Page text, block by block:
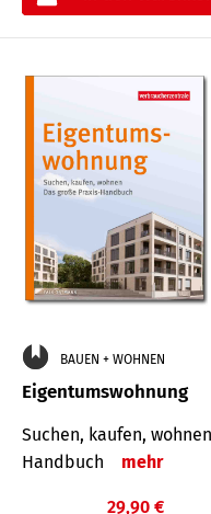
BAUEN + WOHNEN
Eigentumswohnung
Suchen, kaufen,
Handbuch
mehr
29,90 €